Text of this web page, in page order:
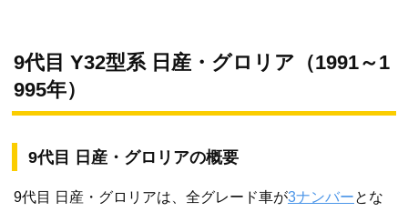
9代目 Y32型系 日産・グロリア（1991～1
995年）
9代目 日産・グロリアの概要
9代目 日産・グロリアは、全グレード車が3ナンバーとな